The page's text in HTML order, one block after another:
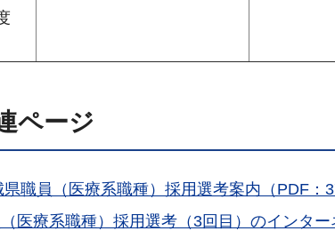
ページ
職員（医療系職種）採用選考案内（PDF：
医療系職種）採用選考（3回目）のインタ